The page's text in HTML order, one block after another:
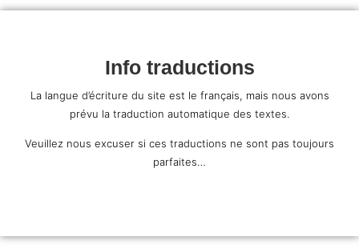
Info traductions
La langue d’écriture du site est le français, mais nous avons
prévu la traduction automatique des textes.
Veuillez nous excuser si ces traductions ne sont pas toujours
parfaites…